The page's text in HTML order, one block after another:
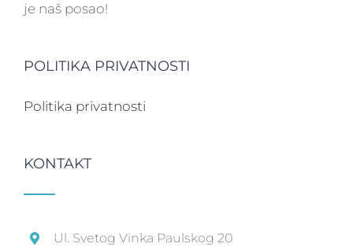
je naš posao!
POLITIKA PRIVATNOSTI
Politika privatnosti
KONTAKT
Ul. Svetog Vinka Paulskog 20